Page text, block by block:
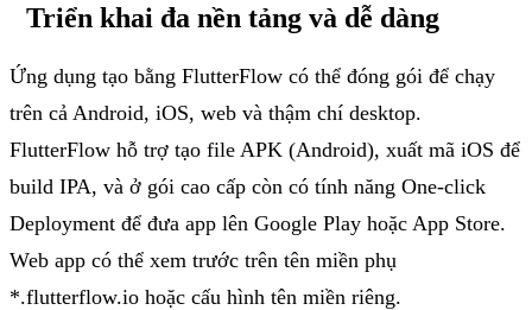
Triển khai đa nền tảng và dễ dàng
Ứng dụng tạo bằng FlutterFlow có thể đóng gói để chạy
trên cả Android, iOS, web và thậm chí desktop.
FlutterFlow hỗ trợ tạo file APK (Android), xuất mã iOS để
build IPA, và ở gói cao cấp còn có tính năng One-click
Deployment để đưa app lên Google Play hoặc App Store.
Web app có thể xem trước trên tên miền phụ
*.flutterflow.io hoặc cấu hình tên miền riêng.